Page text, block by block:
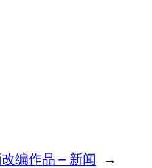
编作品 – 新闻 →